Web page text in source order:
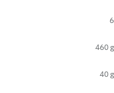
6
460 g
40 g